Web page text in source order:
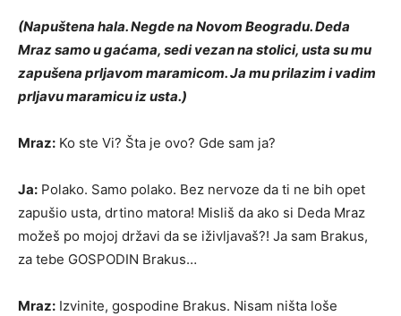
(Napuštena hala. Negde na Novom Beogradu. Deda
Mraz samo u gaćama, sedi vezan na stolici, usta su mu
zapušena prljavom maramicom. Ja mu prilazim i vadim
prljavu maramicu iz usta.)
Mraz: Ko ste Vi? Šta je ovo? Gde sam ja?
Ja: Polako. Samo polako. Bez nervoze da ti ne bih opet
zapušio usta, drtino matora! Misliš da ako si Deda Mraz
možeš po mojoj državi da se iživljavaš?! Ja sam Brakus,
za tebe GOSPODIN Brakus…
Mraz: Izvinite, gospodine Brakus. Nisam ništa loše